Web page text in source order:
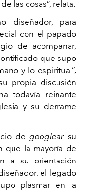
las cosas”, relata.
diseñador, para
con el papado
de acompañar,
que supo
y lo espiritual”,
propia discusión
todavía reinante
y su derrame
de googlearsu
que la mayoría de
a su orientación
el legado
plasmar en la